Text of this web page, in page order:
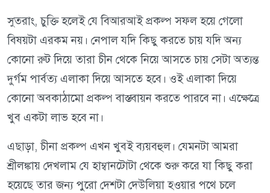
সুতরাং, চুক্তি হলেই যে বিআরআই প্রকল্প সফল হয়ে গেলো
বিষয়টা এরকম নয়। নেপাল যদি কিছু করতে চায় যদি অন্য
কোনো রুট দিয়ে তারা চীন থেকে নিয়ে আসতে চায় সেটা অত্যন্ত
দুর্গম পার্বত্য এলাকা দিয়ে আসতে হবে। ওই এলাকা দিয়ে
কোনো অবকাঠামো প্রকল্প বাস্তবায়ন করতে পারবে না। এক্ষেত্রে
খুব একটা লাভ হবে না।
এছাড়া, চীনা প্রকল্প এখন খুবই ব্যয়বহুল। যেমনটা আমরা
শ্রীলঙ্কায় দেখলাম যে হাম্বানটোটা থেকে শুরু করে যা কিছু করা
হয়েছে তার জন্য পুরো দেশটা দেউলিয়া হওয়ার পথে চলে